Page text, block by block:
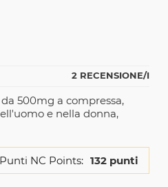
2 RECENSIONE/I
500mg a compressa,
e nella donna,
Punti NC Points: 132 punti